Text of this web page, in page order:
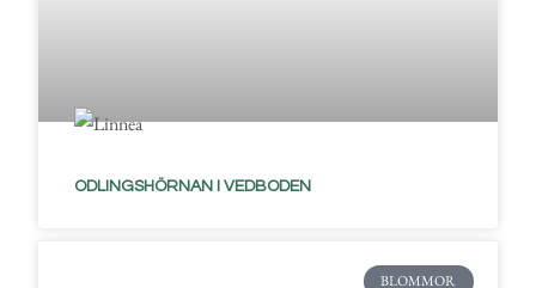
ODLINGSHÖRNAN I VEDBODEN
BLOMMOR